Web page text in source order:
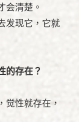
会清楚。
发现它，它就
的存在？
觉性就存在，